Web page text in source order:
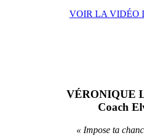
VOIR LA VIDÉO
VÉRONIQUE
Coach
« Impose ta